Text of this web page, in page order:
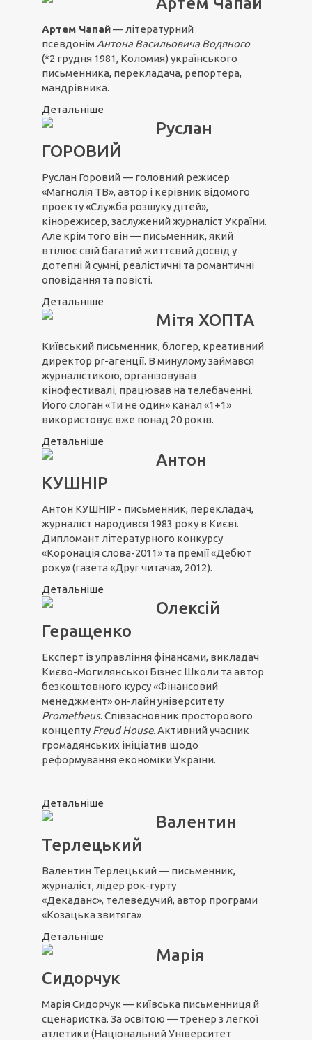
Артем Чапай— літературний
псевдонім Антона Васильовича Водяного
(*2 грудня 1981, Коломия) українського
письменника, перекладача, репортера,
мандрівника.
Детальніше
Руслан
ГОРОВИЙ
Руслан Горовий — головний режисер
«Магнолія ТВ», автор і керівник відомого
проекту «Служба розшуку дітей»,
кінорежисер, заслужений журналіст України.
Але крім того він — письменник, який
втілює свій багатий життєвий досвід у
дотепні й сумні, реалістичні та романтичні
оповідання та повісті.
Детальніше
Мітя ХОПТА
Київський письменник, блогер, креативний
директор pr-агенції. В минулому займався
журналістикою, організовував
кінофестивалі, працював на телебаченні.
Його слоган «Ти не один» канал «1+1»
використовує вже понад 20 років.
Детальніше
Антон
КУШНІР
Антон КУШНІР - письменник, перекладач,
журналіст народився 1983 року в Києві.
Дипломант літературного конкурсу
«Коронація слова-2011» та премії «Дебют
року» (газета «Друг читача», 2012).
Детальніше
Олексій
Геращенко
Експерт із управління фінансами, викладач
Києво-Могилянської Бізнес Школи та автор
безкоштовного курсу «Фінансовий
менеджмент» он-лайн університету
Prometheus. Співзасновник просторового
концепту Freud House. Активний учасник
громадянських ініціатив щодо
реформування економіки України.
Детальніше
Валентин
Терлецький
Валентин Терлецький — письменник,
журналіст, лідер рок-гурту
«Декаданс», телеведучий, автор програми
«Козацька звитяга»
Детальніше
Марія
Сидорчук
Марія Сидорчук — київська письменниця й
сценаристка. За освітою — тренер з легкої
атлетики (Національний Університет